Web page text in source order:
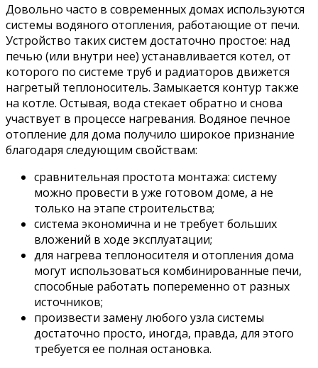
Довольно часто в современных домах используются
системы водяного отопления, работающие от печи.
Устройство таких систем достаточно простое: над
печью (или внутри нее) устанавливается котел, от
которого по системе труб и радиаторов движется
нагретый теплоноситель. Замыкается контур также
на котле. Остывая, вода стекает обратно и снова
участвует в процессе нагревания. Водяное печное
отопление для дома получило широкое признание
благодаря следующим свойствам:
сравнительная простота монтажа: систему
можно провести в уже готовом доме, а не
только на этапе строительства;
система экономична и не требует больших
вложений в ходе эксплуатации;
для нагрева теплоносителя и отопления дома
могут использоваться комбинированные печи,
способные работать попеременно от разных
источников;
произвести замену любого узла системы
достаточно просто, иногда, правда, для этого
требуется ее полная остановка.